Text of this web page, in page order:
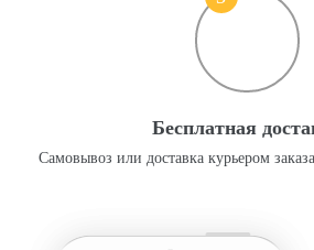
Бесплатная
Самовывоз или доставка курьером